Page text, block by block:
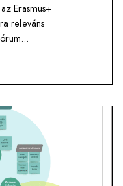
Erasmus+
releváns